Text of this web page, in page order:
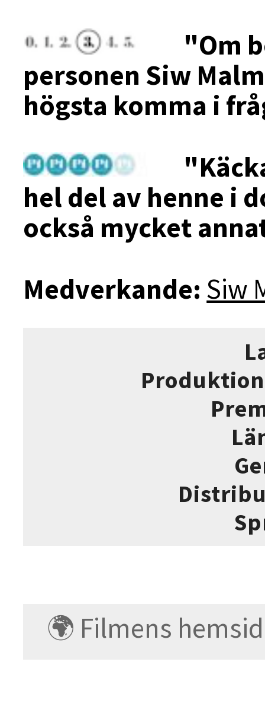
"Om
personen Siw
högsta komma i
hel del av henne i
också mycket
Medverkande: Siw
🌍 Filmens